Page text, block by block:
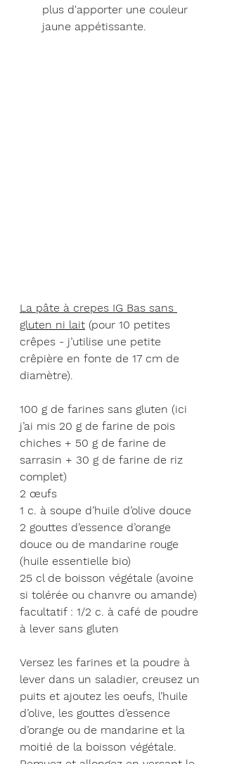
plus d'apporter une couleur
jaune appétissante.
La pâte à crepes IG Bas sans
gluten ni lait (pour 10 petites
crêpes - j’utilise une petite
crêpière en fonte de 17 cm de
diamètre).
100 g de farines sans gluten (ici
j’ai mis 20 g de farine de pois
chiches + 50 g de farine de
sarrasin + 30 g de farine de riz
complet)
2 œufs
1 c. à soupe d’huile d’olive douce
2 gouttes d’essence d’orange
douce ou de mandarine rouge
(huile essentielle bio)
25 cl de boisson végétale (avoine
si tolérée ou chanvre ou amande)
facultatif : 1/2 c. à café de poudre
à lever sans gluten
Versez les farines et la poudre à
lever dans un saladier, creusez un
puits et ajoutez les oeufs, l’huile
d’olive, les gouttes d’essence
d’orange ou de mandarine et la
moitié de la boisson végétale.